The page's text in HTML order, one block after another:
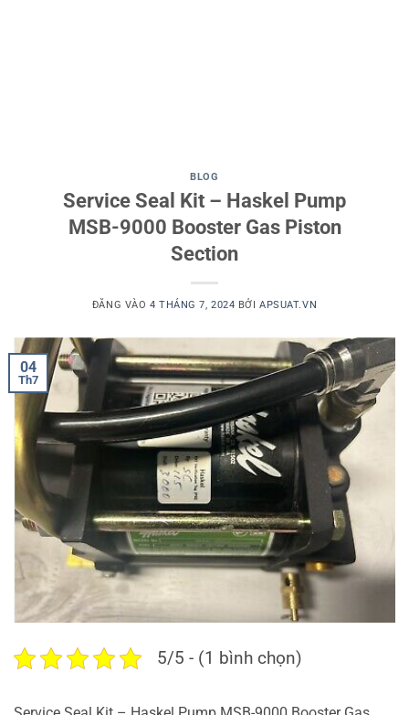
BLOG
Service Seal Kit – Haskel Pump
MSB-9000 Booster Gas Piston
Section
ĐĂNG VÀO 4 THÁNG 7, 2024 BỞIAPSUAT.VN
04
Th7
5/5 - (1 bình chọn)